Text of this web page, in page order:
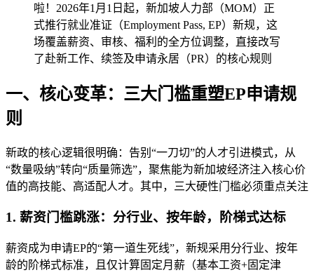
啦！2026年1月1日起，新加坡人力部（MOM）正
式推行就业准证（Employment Pass, EP）新规，这
场覆盖薪资、审核、福利的全方位调整，直接改写
了赴新工作、续签及申请永居（PR）的核心规则
一、核心变革：三大门槛重塑EP申请规
则
新政的核心逻辑很明确：告别“一刀切”的人才引进模式，从
“数量吸纳”转向“质量筛选”，聚焦能为新加坡经济注入核心价
值的高技能、高适配人才。其中，三大硬性门槛必须重点关注
1. 薪资门槛跳涨：分行业、按年龄，阶梯式达标
薪资成为申请EP的“第一道生死线”，新规采用分行业、按年
龄的阶梯式标准，且仅计算固定月薪（基本工资+固定津